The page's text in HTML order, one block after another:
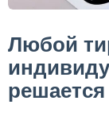
Любой